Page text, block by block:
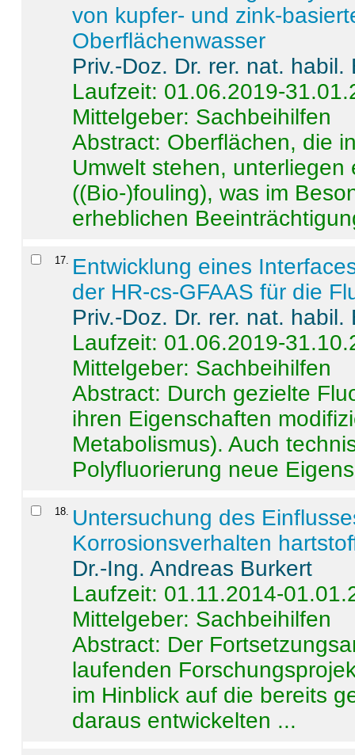
von kupfer- und zink-
Oberflächenwasser
Priv.-Doz. Dr. rer. nat.
Laufzeit: 01.06.2019-
Mittelgeber: Sachbeihilfen
Abstract: Oberflächen, die
Umwelt stehen,
((Bio-)fouling), was im
erheblichen
17
Entwicklung eines
der HR-cs-GFAAS für die
Priv.-Doz. Dr. rer. nat.
Laufzeit: 01.06.2019-
Mittelgeber: Sachbeihilfen
Abstract: Durch gezielte
ihren Eigenschaften
Metabolismus). Auch
Polyfluorierung neue
18
Untersuchung des
Korrosionsverhalten
Dr.-Ing. Andreas Burkert
Laufzeit: 01.11.2014-
Mittelgeber: Sachbeihilfen
Abstract: Der
laufenden
im Hinblick auf die bereits
daraus entwickelten ...